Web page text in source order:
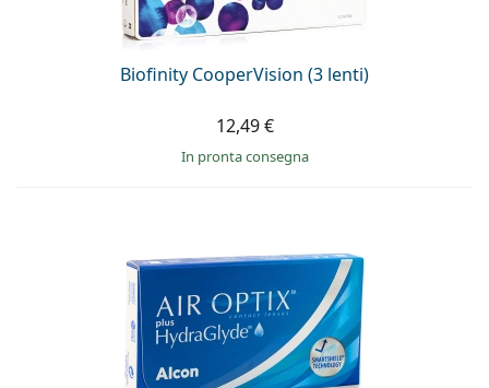
Biofinity CooperVision (3 lenti)
12,49 €
in pronta consegna